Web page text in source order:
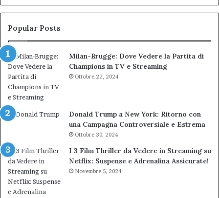
Nuova
bocciatura
del
ai
Popular Posts
Milan-Brugge: Dove Vedere la Partita di
Champions in TV e Streaming
Ottobre 22, 2024
Donald Trump a New York: Ritorno con
una Campagna Controversiale e Estrema
Ottobre 30, 2024
I 3 Film Thriller da Vedere in Streaming su
Netflix: Suspense e Adrenalina Assicurate!
Novembre 5, 2024